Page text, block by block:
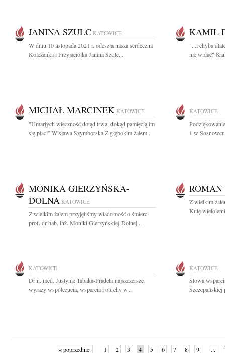
JANINA SZULC KATOWICE
W dniu 10 listopada 2021 r. odeszła nasza serdeczna
Koleżanka i Przyjaciółka Janina Szulc...
KAMIL
"...i chyba
nie widać"
MICHAŁ MARCINEK KATOWICE
"Umarłych wieczność dotąd trwa, dokąd pamięcią im
się płaci" Wisława Szymborska Z głębokim żalem...
KATOWICE
1 w
MONIKA GIERZYŃSKA-
DOLNA KATOWICE
Z wielkim żalem przyjęliśmy wiadomość o śmierci
prof. dr hab. inż. Moniki Gierzyńskiej-Dolnej...
Z wielkim
Kulę
KATOWICE
Dr n. med. Justynie Tabaka-Pradela najszczersze
wyrazy współczucia, wsparcia i otuchy w...
KATOWICE
Słowa
« poprzednie 1 2 3 4 5 6 7 8 9 ...